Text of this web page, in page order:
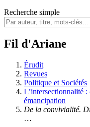
Recherche simple
Fil d'Ariane
Érudit
Revues
Politique et Sociétés
L’intersectionnalité
émancipation
De la convivialité.
…